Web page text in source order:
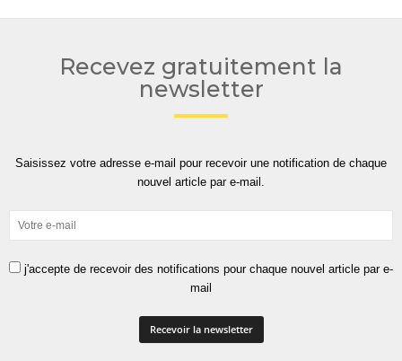
Recevez gratuitement la
newsletter
Saisissez votre adresse e-mail pour recevoir une notification de chaque
nouvel article par e-mail.
j'accepte de recevoir des notifications pour chaque nouvel article par e-
mail